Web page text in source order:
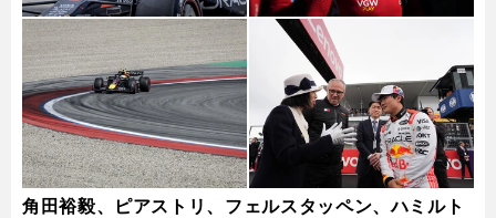
角田裕毅、ピアストリ、フェルスタッペン、ハミルト